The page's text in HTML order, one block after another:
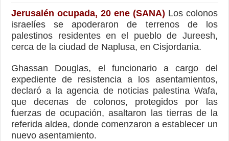
Jerusalén ocupada, 20 ene (SANA) Los colonos
israelíes se apoderaron de terrenos de los
palestinos residentes en el pueblo de Jureesh,
cerca de la ciudad de Naplusa, en Cisjordania.
Ghassan Douglas, el funcionario a cargo del
expediente de resistencia a los asentamientos,
declaró a la agencia de noticias palestina Wafa,
que decenas de colonos, protegidos por las
fuerzas de ocupación, asaltaron las tierras de la
referida aldea, donde comenzaron a establecer un
nuevo asentamiento.